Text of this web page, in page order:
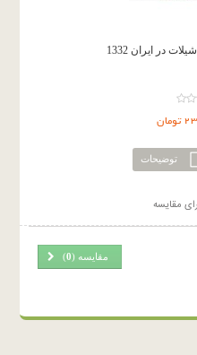
در ایران 1332
توضیحات
مقایسه
مقایسه (0
)